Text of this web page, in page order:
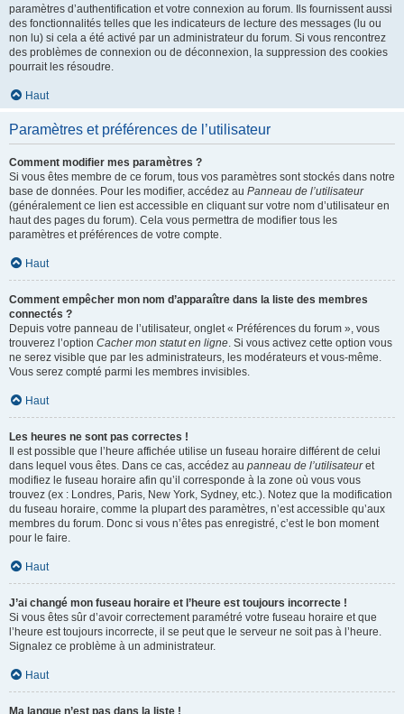
paramètres d’authentification et votre connexion au forum. Ils fournissent aussi
des fonctionnalités telles que les indicateurs de lecture des messages (lu ou
non lu) si cela a été activé par un administrateur du forum. Si vous rencontrez
des problèmes de connexion ou de déconnexion, la suppression des cookies
pourrait les résoudre.
Haut
Paramètres et préférences de l’utilisateur
Comment modifier mes paramètres ?
Si vous êtes membre de ce forum, tous vos paramètres sont stockés dans notre
base de données. Pour les modifier, accédez au Panneau de l’utilisateur
(généralement ce lien est accessible en cliquant sur votre nom d’utilisateur en
haut des pages du forum). Cela vous permettra de modifier tous les
paramètres et préférences de votre compte.
Haut
Comment empêcher mon nom d’apparaître dans la liste des membres
connectés ?
Depuis votre panneau de l’utilisateur, onglet « Préférences du forum », vous
trouverez l’option Cacher mon statut en ligne. Si vous activez cette option vous
ne serez visible que par les administrateurs, les modérateurs et vous-même.
Vous serez compté parmi les membres invisibles.
Haut
Les heures ne sont pas correctes !
Il est possible que l’heure affichée utilise un fuseau horaire différent de celui
dans lequel vous êtes. Dans ce cas, accédez au panneau de l’utilisateuret
modifiez le fuseau horaire afin qu’il corresponde à la zone où vous vous
trouvez (ex : Londres, Paris, New York, Sydney, etc.). Notez que la modification
du fuseau horaire, comme la plupart des paramètres, n’est accessible qu’aux
membres du forum. Donc si vous n’êtes pas enregistré, c’est le bon moment
pour le faire.
Haut
J’ai changé mon fuseau horaire et l’heure est toujours incorrecte !
Si vous êtes sûr d’avoir correctement paramétré votre fuseau horaire et que
l’heure est toujours incorrecte, il se peut que le serveur ne soit pas à l’heure.
Signalez ce problème à un administrateur.
Haut
Ma langue n’est pas dans la liste !